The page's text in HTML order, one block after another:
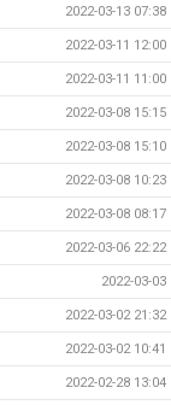
2022-03-13 07:38
2022-03-11 12:00
2022-03-11 11:00
2022-03-08 15:15
2022-03-08 15:10
2022-03-08 10:23
2022-03-08 08:17
2022-03-06 22:22
2022-03-03
2022-03-02 21:32
2022-03-02 10:41
2022-02-28 13:04